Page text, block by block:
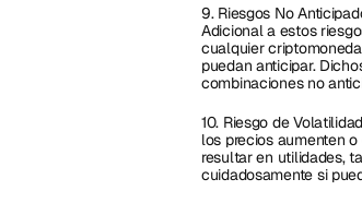
9. Riesgos No
Adicional a estos
cualquier
puedan anticipar.
combinaciones no
10. Riesgo de
los precios aumenten
resultar en utilidades,
cuidadosamente si